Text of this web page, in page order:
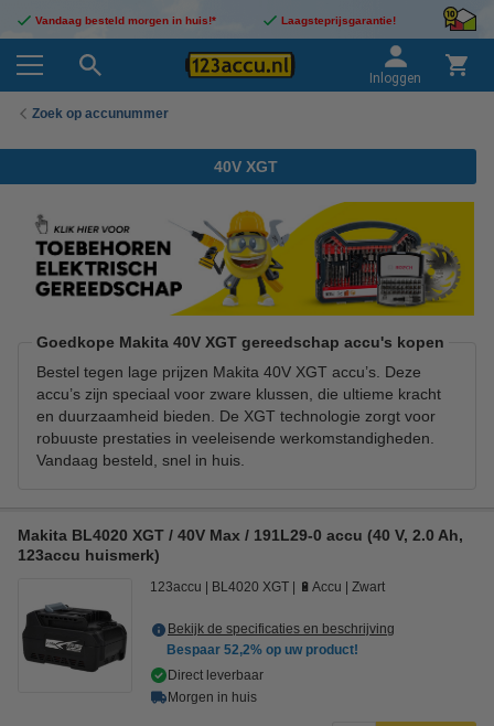
Vandaag besteld morgen in huis!* Laagsteprijsgarantie!
Inloggen
Zoek op accunummer
40V XGT
Goedkope Makita 40V XGT gereedschap accu's kopen
Bestel tegen lage prijzen Makita 40V XGT accu’s. Deze
accu’s zijn speciaal voor zware klussen, die ultieme kracht
en duurzaamheid bieden. De XGT technologie zorgt voor
robuuste prestaties in veeleisende werkomstandigheden.
Vandaag besteld, snel in huis.
Makita BL4020 XGT / 40V Max / 191L29-0 accu (40 V, 2.0 Ah,
123accu huismerk)
123accu BL4020 XGT 🔋Accu Zwart
Bekijk de specificaties en beschrijving
Bespaar 52,2% op uw product!
Direct leverbaar
Morgen in huis